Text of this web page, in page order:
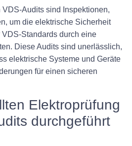
Audits sind Inspektionen,
um die elektrische Sicherheit
Standards durch eine
Diese Audits sind unerlässlich,
elektrische Systeme und Geräte
für einen sicheren
Elektroprüfung
durchgeführt